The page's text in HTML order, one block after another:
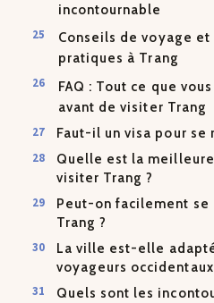
incontournable
Conseils de voyage et
pratiques à Trang
FAQ : Tout ce que
avant de visiter Trang
Faut-il un visa pour se
Quelle est la
visiter Trang ?
Peut-on facilement se
Trang ?
La ville est-elle
voyageurs occidentaux
Quels sont les